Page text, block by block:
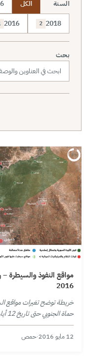
السنة الكل
2018
2
2016
بحث
2016
خريطة توضح تغيرات مواقع
حماة الجنوبي حتى تاريخ 12 أيار / مايو 2016
12 مايو 2016 ·حمص